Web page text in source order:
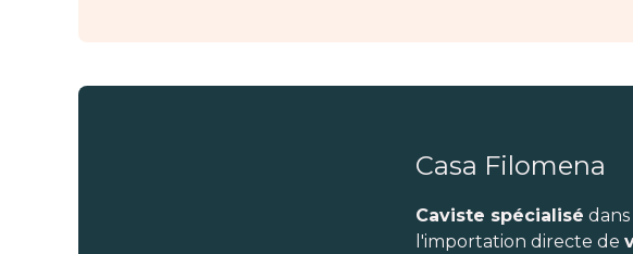
Casa Filomena
Caviste spécialisé dans
l'importation directe de